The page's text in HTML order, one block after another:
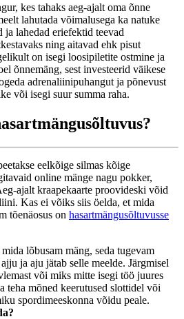
kes tahaks aeg-ajalt oma õnne
lahutada võimalusega ka natuke
lahedad eriefektid teevad
ning aitavad ehk pisut
on isegi loosipiletite ostmine ja
õnnemäng, sest investeerid väikese
adrenaliinipuhangut ja põnevust
või isegi suur summa raha.
eelkõige silmas kõige
online mänge nagu pokker,
ajalt kraapekaarte proovideski võid
Kas ei võiks siis öelda, et mida
tõenäosus on hasartmängusõltuvusse
lõbusam mäng, seda tugevam
ja aju jätab selle meelde. Järgmisel
või miks mitte isegi töö juures
teha mõned keerutused slottidel või
spordimeeskonna võidu peale.